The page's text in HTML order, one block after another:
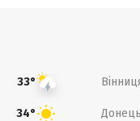
33°
34°